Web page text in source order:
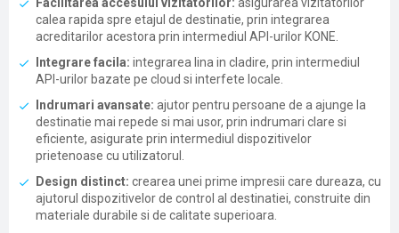
calea rapida spre etajul de destinatie, prin integrarea
acreditarilor acestora prin intermediul API-urilor KONE.
Integrare facila: integrarea lina in cladire, prin intermediul
API-urilor bazate pe cloud si interfete locale.
Indrumari avansate: ajutor pentru persoane de a ajunge la
destinatie mai repede si mai usor, prin indrumari clare si
eficiente, asigurate prin intermediul dispozitivelor
prietenoase cu utilizatorul.
Design distinct: crearea unei prime impresii care dureaza, cu
ajutorul dispozitivelor de control al destinatiei, construite din
materiale durabile si de calitate superioara.